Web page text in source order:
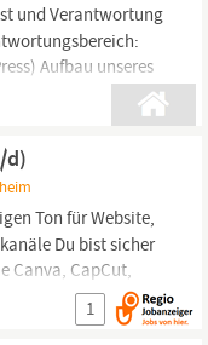
und Verantwortung
Aufbau unseres
Online-Shops
von
d)
Ton für Website,
Du bist sicher
Canva, CapCut,
Idealerweise
1